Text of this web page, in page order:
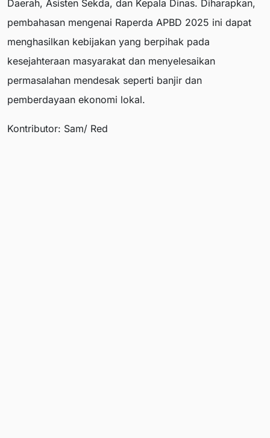
Daerah, Asisten Sekda, dan Kepala Dinas. Diharapkan,
pembahasan mengenai Raperda APBD 2025 ini dapat
menghasilkan kebijakan yang berpihak pada
kesejahteraan masyarakat dan menyelesaikan
permasalahan mendesak seperti banjir dan
pemberdayaan ekonomi lokal.
Kontributor: Sam/ Red